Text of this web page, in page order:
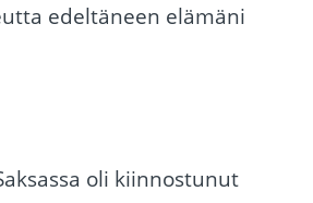
edeltäneen elämäni
oli kiinnostunut